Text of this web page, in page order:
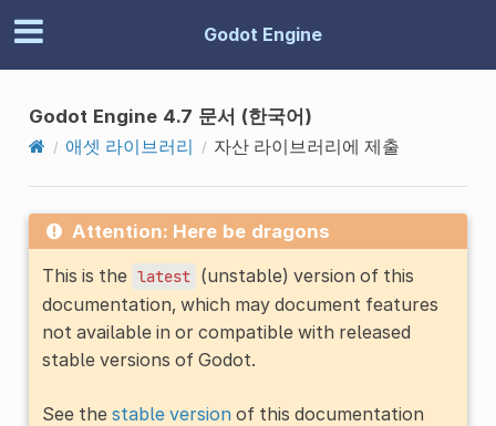
Godot Engine
Godot Engine 4.7 문서 (한국어)
애셋 라이브러리
자산 라이브러리에 제출
Attention: Here be dragons
This is the latest (unstable) version of this
documentation, which may document features
not available in or compatible with released
stable versions of Godot.
See the stable versionof this documentation